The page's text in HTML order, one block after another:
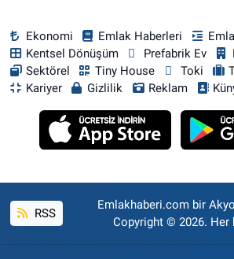
Ekonomi Emlak Haberleri
Kentsel Dönüşüm
Prefabrik Ev
Sektörel
Tiny House Toki
Kariyer
Gizlilik Reklam
RSS
Emlakhaberi.com bir
Copyright © 2026. Her